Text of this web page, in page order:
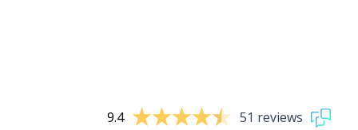
9.4 51 reviews